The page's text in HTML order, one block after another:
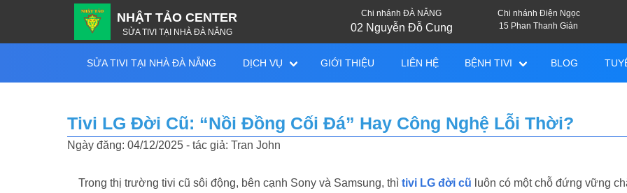
NHẬT TẢO CENTER
SỬA TIVI TẠI NHÀ ĐÀ NẴNG
Chi nhánh ĐÀ NẴNG
02 Nguyễn Đỗ Cung
Chi nhánh Điện Ngọc
15 Phan Thanh Giản
SỬA TIVI TẠI NHÀ ĐÀ NẴNG DỊCH VỤ GIỚI THIỆU LIÊN HỆ BỆNH TIVI BLOG
Tivi LG Đời Cũ: “Nồi Đồng Cối Đá” Hay Công Nghệ Lỗi Thời?
Ngày đăng: 04/12/2025 - tác giả: Tran John
Trong thị trường tivi cũ sôi động, bên cạnh Sony và Samsung, thì tivi LG đời cũ luôn có một chỗ đứng vững